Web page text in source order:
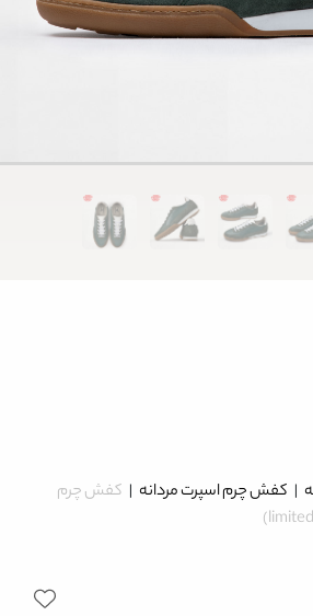
| کفش چرم اسپرت مردانه| کفش چرم